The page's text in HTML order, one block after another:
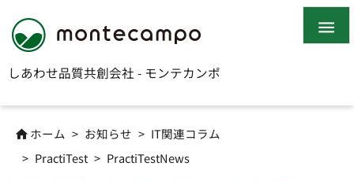
しあわせ品質共創会社 - モンテカンポ

 ホーム > お知らせ > IT関連コラム
> PractiTest > PractiTestNews